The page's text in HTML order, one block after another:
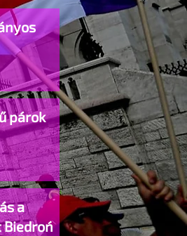
párok
a
Biedroń